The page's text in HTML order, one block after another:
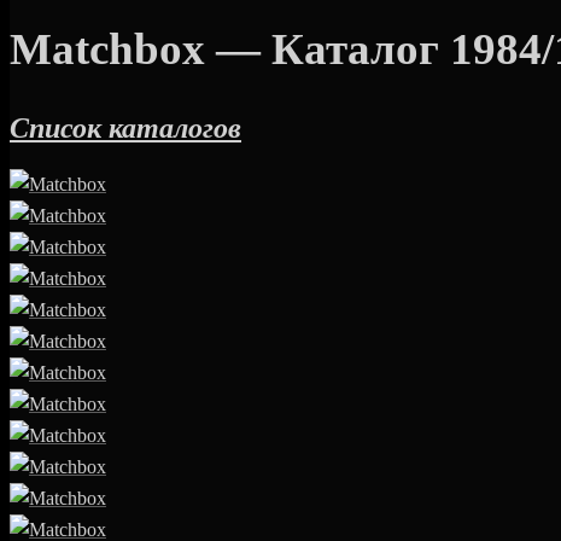
Matchbox — Каталог 1984/
Список каталогов